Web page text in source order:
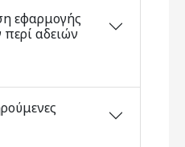
εφαρμογής
αδειών